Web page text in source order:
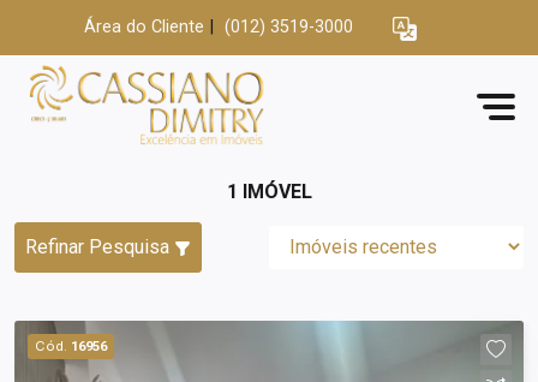
Área do Cliente (012) 3519-3000
1 IMÓVEL
Refinar Pesquisa
Cód. 16956